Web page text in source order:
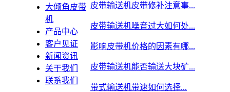
皮带输送机皮带修补注意事...
皮带输送机噪音过大如何处...
影响皮带机价格的因素有哪...
皮带输送机能否输送大块矿...
带式输送机带速如何选择...
大倾角皮带
机
产品中心
客户见证
新闻资讯
关于我们
联系我们